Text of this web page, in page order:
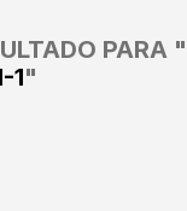
PARA "
1"